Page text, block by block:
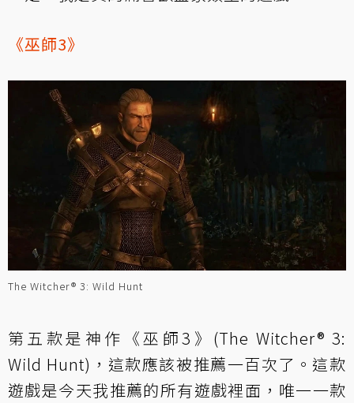
《巫師3》
The Witcher® 3: Wild Hunt
第五款是神作《巫師3》(The Witcher® 3:
Wild Hunt)，這款應該被推薦一百次了。這款
遊戲是今天我推薦的所有遊戲裡面，唯一一款